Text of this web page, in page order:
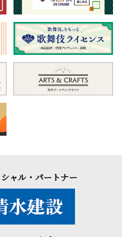
ャル・パートナー